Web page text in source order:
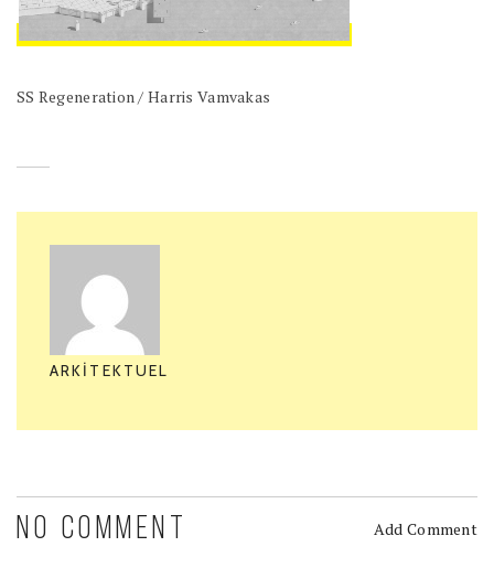
SS Regeneration / Harris Vamvakas
ARKITEKTUEL
NO COMMENT Add Comment